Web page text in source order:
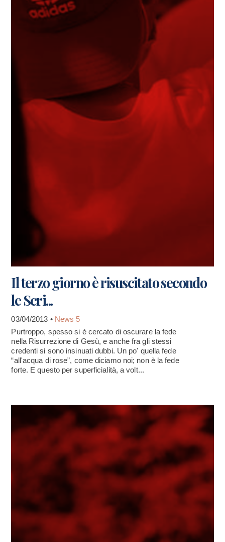
Il terzo giorno è risuscitato secondo
le Scri...
03/04/2013 • News 5
Purtroppo, spesso si è cercato di oscurare la fede
nella Risurrezione di Gesù, e anche fra gli stessi
credenti si sono insinuati dubbi. Un po' quella fede
“all'acqua di rose”, come diciamo noi; non è la fede
forte. E questo per superficialità, a volt...